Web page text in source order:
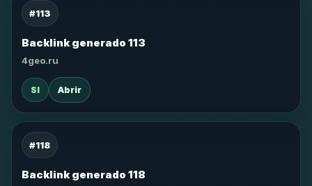
#113
Backlink generado 113
4geo.ru
SI Abrir
#118
Backlink generado 118